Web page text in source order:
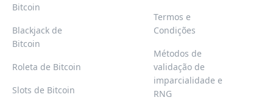
Bitcoin
Blackjack de
Bitcoin
Roleta de Bitcoin
Slots de Bitcoin
Termos e
Condições
Métodos de
validação de
imparcialidade e
RNG